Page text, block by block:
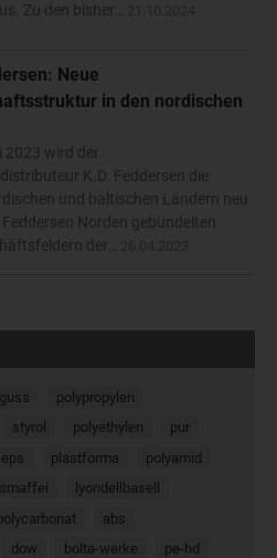
Zu den bisher…
Neue
in den nordischen
2023 wird der
K.D. Feddersen die
und baltischen Ländern neu
Norden gebündelten
der…
polypropylen
styrol polyethylen
pur
eps plastforma
polyamid
lyondellbasell
abs
dow bolta-werke
pe-hd